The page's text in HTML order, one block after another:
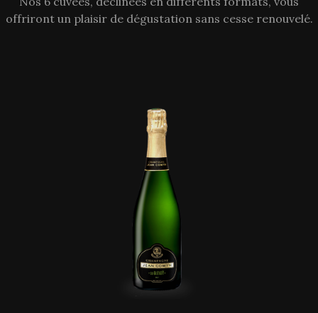
offriront un plaisir de dégustation sans cesse renouvelé.